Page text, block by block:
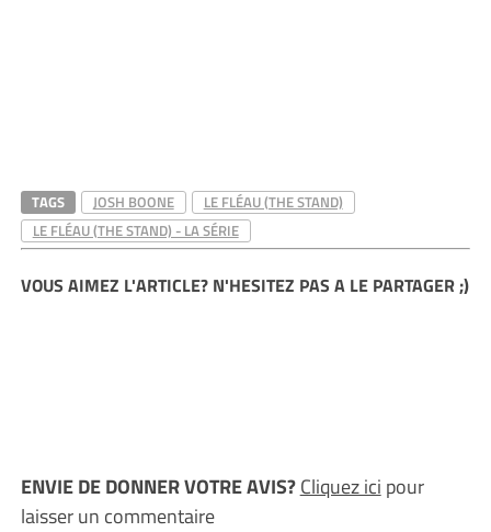
TAGS JOSH BOONE
LE FLÉAU (THE STAND)
LE FLÉAU (THE STAND) - LA SÉRIE
VOUS AIMEZ L'ARTICLE? N'HESITEZ PAS A LE PARTAGER ;)
ENVIE DE DONNER VOTRE AVIS?Cliquez ici pour
laisser un commentaire